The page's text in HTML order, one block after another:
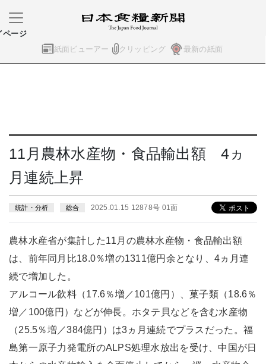
紙面ビューアー クリッピング 最新の紙面
ページ
11月農林水産物・食品輸出額 4ヵ
月連続上昇
統計・分析 総合 2025.01.15 12878号 01面
農林水産省が集計した11月の農林水産物・食品輸出額
は、前年同月比18.0％増の1311億円余となり、4ヵ月連
続で増加した。
アルコール飲料（17.6％増／101億円）、菓子類（18.6％
増／100億円）などが伸長。ホタテ貝などを含む水産物
（25.5％増／384億円）は3ヵ月連続でプラスだった。福
島第一原子力発電所のALPS処理水放出を受け、中国が日